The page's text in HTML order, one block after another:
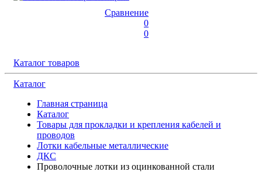
Сравнение
0
0
Каталог товаров
Каталог
Главная страница
Каталог
Товары для прокладки и крепления кабелей и
проводов
Лотки кабельные металлические
ДКС
Проволочные лотки из оцинкованной стали